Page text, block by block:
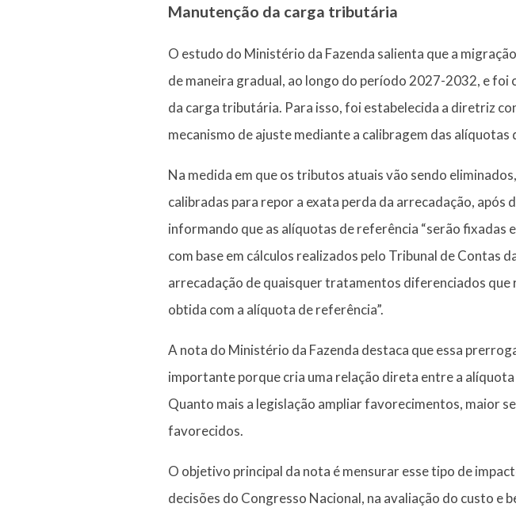
Manutenção da carga tributária
O estudo do Ministério da Fazenda salienta que a
de maneira gradual, ao longo do período 2027-2032, e foi
da carga tributária. Para isso, foi estabelecida a diretriz
mecanismo de ajuste mediante a calibragem das alíquotas
Na medida em que os tributos atuais vão sendo
calibradas para repor a exata perda da arrecadação,
informando que as alíquotas de referência “serão fixadas
com base em cálculos realizados pelo Tribunal de Contas
arrecadação de quaisquer tratamentos diferenciados
obtida com a alíquota de referência”.
A nota do Ministério da Fazenda destaca que essa
importante porque cria uma relação direta entre a
Quanto mais a legislação ampliar favorecimentos, maior
favorecidos.
O objetivo principal da nota é mensurar esse tipo de
decisões do Congresso Nacional, na avaliação do custo